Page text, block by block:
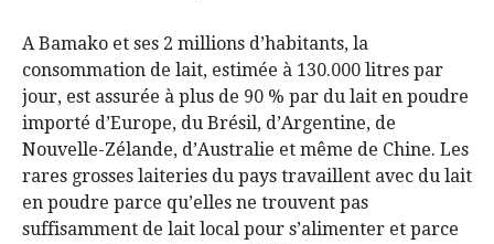
A Bamako et ses 2 millions d’habitants, la
consommation de lait, estimée à 130.000 litres par
jour, est assurée à plus de 90 % par du lait en poudre
importé d’Europe, du Brésil, d’Argentine, de
Nouvelle-Zélande, d’Australie et même de Chine. Les
rares grosses laiteries du pays travaillent avec du lait
en poudre parce qu’elles ne trouvent pas
suffisamment de lait local pour s’alimenter et parce